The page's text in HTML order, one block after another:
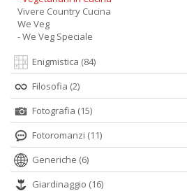
Vivere Country Cucina
We Veg
- We Veg Speciale
Enigmistica (84)
Filosofia (2)
Fotografia (15)
Fotoromanzi (11)
Generiche (6)
Giardinaggio (16)